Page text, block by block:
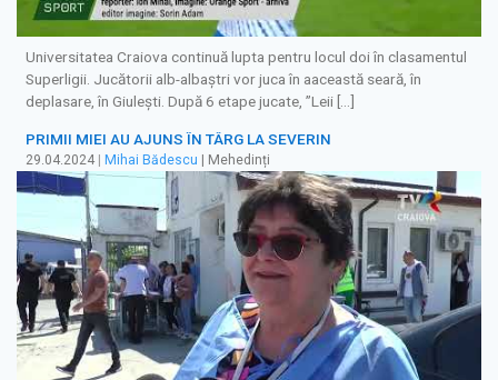
Universitatea Craiova continuă lupta pentru locul doi în clasamentul
Superligii. Jucătorii alb-albaștri vor juca în aaceastă seară, în
deplasare, în Giulești. După 6 etape jucate, ”Leii […]
PRIMII MIEI AU AJUNS ÎN TÂRG LA SEVERIN
29.04.2024 Mihai Bădescu | Mehedinți